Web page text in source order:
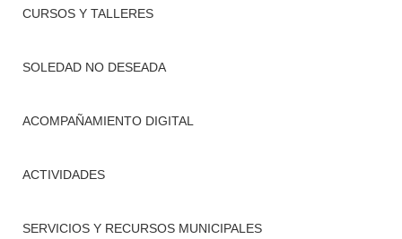
CURSOS Y TALLERES
SOLEDAD NO DESEADA
ACOMPAÑAMIENTO DIGITAL
ACTIVIDADES
SERVICIOS Y RECURSOS MUNICIPALES